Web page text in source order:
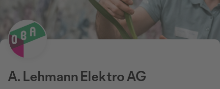
A. Lehmann Elektro AG